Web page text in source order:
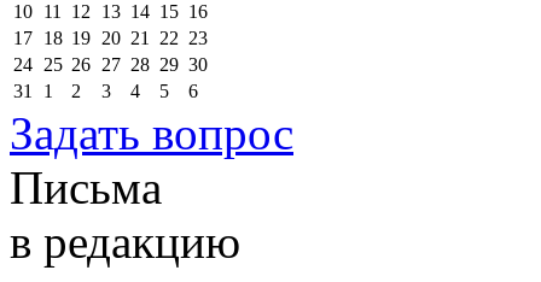
10 11 12 13 14 15 16
17 18 19 20 21 22 23
24 25 26 27 28 29 30
31
1 2 3 4 5 6
Задать вопрос
Письма
в редакцию